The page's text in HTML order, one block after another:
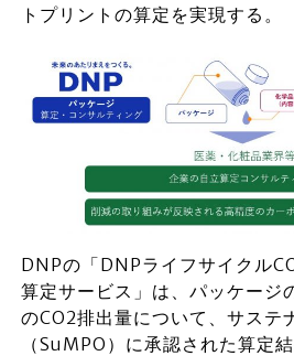
トプリントの算定を実現する。
DNPの「DNPライフサイクル
算定サービス」は、パッケージ
のCO2排出量について、サステ
（SuMPO）に承認された算定